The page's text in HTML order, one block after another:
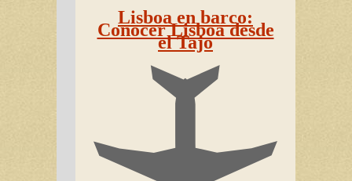
Lisboa en barco:
Conocer Lisboa desde
el Tajo